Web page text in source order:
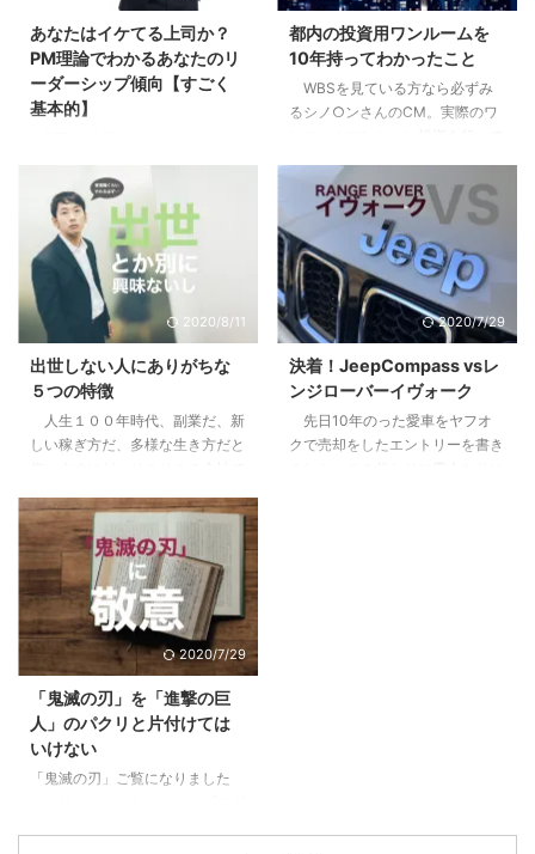
あなたはイケてる上司か？
PM理論でわかるあなたのリ
ーダーシップ傾向【すごく
基本的】
ーダーシップはあるのか疑問に思
ったり、不安になったはしていま
せんか？自分はイケてるリーダー
なのか？違うのか？気になってし
まったり。 まずはあなたの行動
特性から現在の特徴を見て見まし
ょう。 目次1 PM理論でわかるあ
なたのリーダーシップ【まずはこ
れだけは知っておこう】2 pM型
のあなたは、自己マン注意報3
Pm型のあなたは、無理にPM目指
さなくていいかも4 pm型のあな
た、大丈夫。これから楽しめる5
ーとしての次の次元へ6 ご自分の
PM型を診断して ...
都内の投資用ワンルームを
10年持ってわかったこと
WBSを見ている方なら必ずみ
るシノ○ンさんのCM。実際のワ
が多少なりとも参考になればと思
います。 目次1 先日売り先が見つ
かり200万くらい儲かった2 「時
間を資産に変える投資」という妙
味3 僕が10年持って手放した３つ
の理由3.1 全ては自分には返って
こないリターン3.2 節税効果とい
くないが、減らすことができにく
い4 やってよかったと思う２つの
こと4.1 税制や資産運用の勉強に
なる。自分で持つのは全然違う。
2020/8/11
出世しない人にありがちな
５つの特徴
人生１００年時代、副業だ、新
しい稼ぎ方だ、多様な生き方だと
少は出世をしていきたいじゃない
かと思っている方に、少しでも参
考になればと思います。 目次1
下記に当てはまる場合は出世から
遠ざかっている1.1 他の社員より
研修を受けていない＝あなたの期
待値が下がっている1.2 仕事の内
ずっとそれをやっていてくれ1.3
気にかけてくれる上役、上司がい
ない＝上がるエンジンがない2 そ
んな自分がこんな傾向に陥ってい
2020/7/29
決着！JeepCompass vsレ
ンジローバーイヴォーク
先日10年のった愛車をヤフオ
クで売却をしたエントリーを書き
2020/7/29
「鬼滅の刃」を「進撃の巨
人」のパクリと片付けては
いけない
「鬼滅の刃」ご覧になりました